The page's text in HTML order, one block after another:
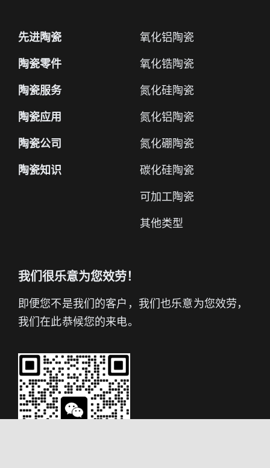
先进陶瓷
陶瓷零件
陶瓷服务
陶瓷应用
陶瓷公司
陶瓷知识
氧化铝陶瓷
氧化锆陶瓷
氮化硅陶瓷
氮化铝陶瓷
氮化硼陶瓷
碳化硅陶瓷
可加工陶瓷
其他类型
我们很乐意为您效劳！
即便您不是我们的客户，我们也乐意为您效劳，
我们在此恭候您的来电。